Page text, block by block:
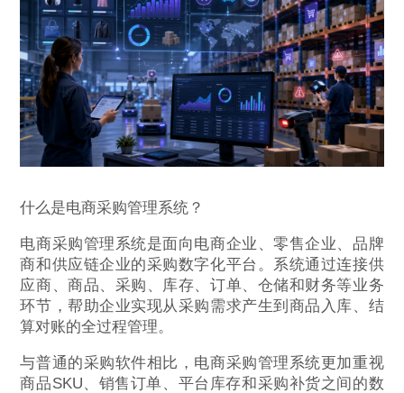
什么是电商采购管理系统？
电商采购管理系统是面向电商企业、零售企业、品牌
商和供应链企业的采购数字化平台。系统通过连接供
应商、商品、采购、库存、订单、仓储和财务等业务
环节，帮助企业实现从采购需求产生到商品入库、结
算对账的全过程管理。
与普通的采购软件相比，电商采购管理系统更加重视
商品SKU、销售订单、平台库存和采购补货之间的数